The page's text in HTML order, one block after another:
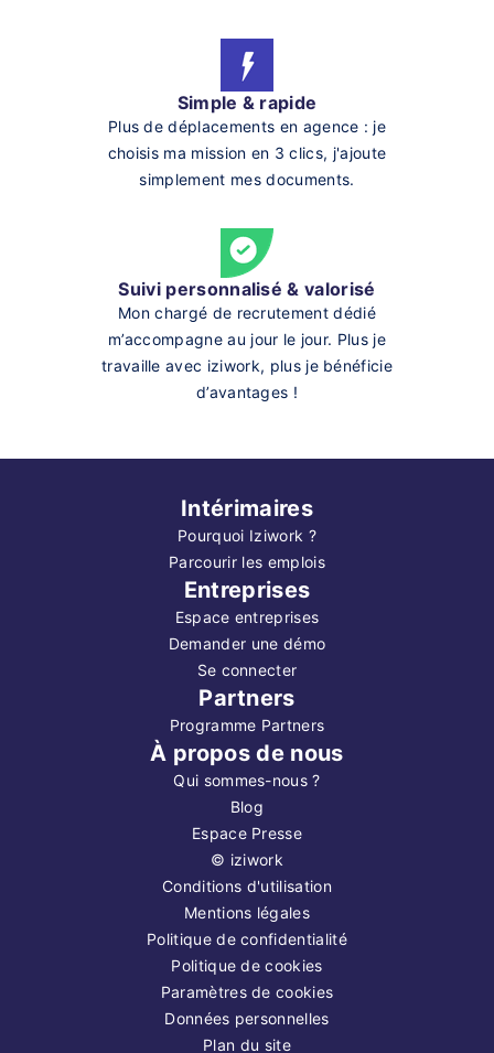
Simple & rapide
Plus de déplacements en agence : je
choisis ma mission en 3 clics, j'ajoute
simplement mes documents.
Suivi personnalisé & valorisé
Mon chargé de recrutement dédié
m’accompagne au jour le jour. Plus je
travaille avec iziwork, plus je bénéficie
d’avantages !
Intérimaires
Pourquoi Iziwork ?
Parcourir les emplois
Entreprises
Espace entreprises
Demander une démo
Se connecter
Partners
Programme Partners
À propos de nous
Qui sommes-nous ?
Blog
Espace Presse
© iziwork
Conditions d'utilisation
Mentions légales
Politique de confidentialité
Politique de cookies
Paramètres de cookies
Données personnelles
Plan du site